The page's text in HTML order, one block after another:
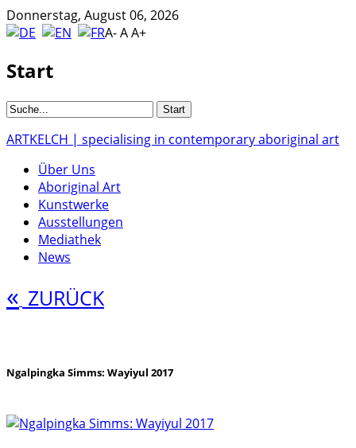
Donnerstag, August 06, 2026
A-AA+
Start
ARTKELCH | specialising in contemporary aboriginal art
Über Uns
Aboriginal Art
Kunstwerke
Ausstellungen
Mediathek
News
« ZURÜCK
Ngalpingka Simms: Wayiyul 2017